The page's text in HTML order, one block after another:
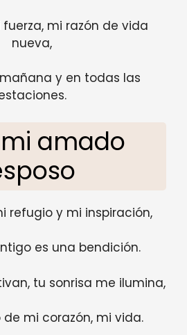
mi razón de vida
nueva,
y en todas las
amado
refugio y mi inspiración,
es una bendición.
tu sonrisa me ilumina,
de mi corazón, mi vida.